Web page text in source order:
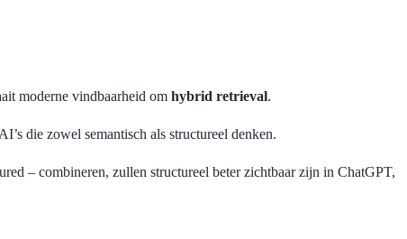
moderne vindbaarheid om hybrid retrieval.
die zowel semantisch als structureel denken.
– combineren, zullen structureel beter zichtbaar zijn in ChatGPT,